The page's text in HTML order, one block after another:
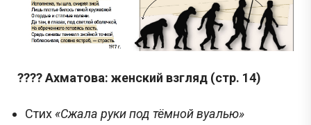
???? Ахматова: женский взгляд (стр. 14)
Стих «Сжала руки под тёмной вуалью»